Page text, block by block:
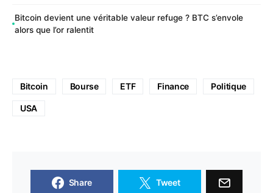
Bitcoin devient une véritable valeur refuge ? BTC s’envole
alors que l’or ralentit
Bitcoin Bourse ETF Finance Politique
USA
Share Tweet